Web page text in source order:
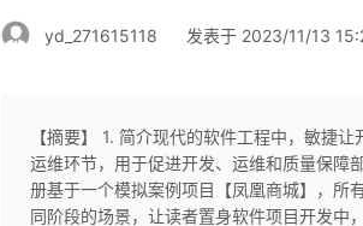
yd_271615118 发表于 2023/11/13
【摘要】 1. 简介现代的软件工程中，敏捷
运维环节，用于促进开发、运维和质量保障
册基于一个模拟案例项目【凤凰商城】，所
同阶段的场景，让读者置身软件项目开发中